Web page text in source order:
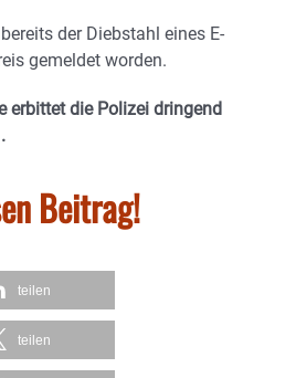
der Diebstahl eines E-
gemeldet worden.
erbittet die Polizei dringend
Beitrag!
teilen
teilen